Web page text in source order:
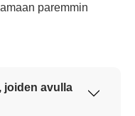
paremmin
joiden avulla